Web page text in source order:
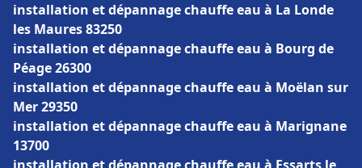
installation et dépannage chauffe eau à La Londe
les Maures 83250
installation et dépannage chauffe eau à Bourg de
Péage 26300
installation et dépannage chauffe eau à Moëlan sur
Mer 29350
installation et dépannage chauffe eau à Marignane
13700